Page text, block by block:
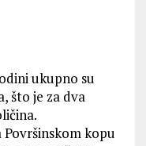
ukupno su
što je za dva
kopu